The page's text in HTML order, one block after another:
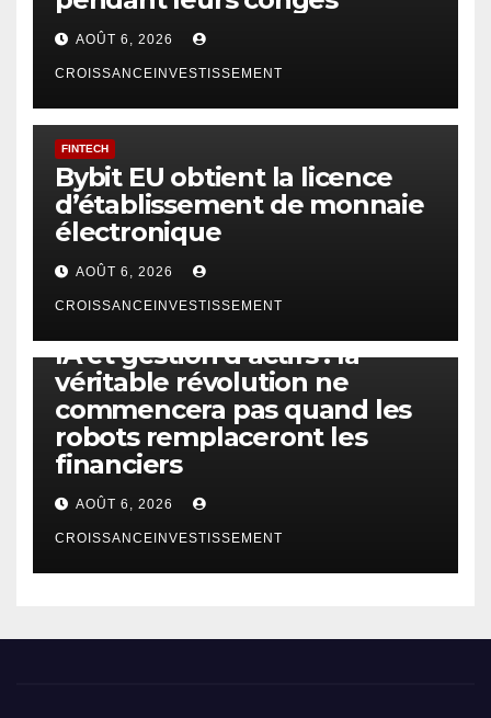
AOÛT 6, 2026
CROISSANCEINVESTISSEMENT
FINTECH
Bybit EU obtient la licence
d’établissement de monnaie
électronique
AOÛT 6, 2026
CROISSANCEINVESTISSEMENT
IA et gestion d’actifs : la
véritable révolution ne
commencera pas quand les
robots remplaceront les
financiers
AOÛT 6, 2026
CROISSANCEINVESTISSEMENT